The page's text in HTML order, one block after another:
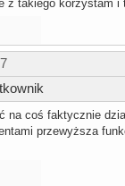
z takiego korzystam i
na coś faktycznie
przewyższa